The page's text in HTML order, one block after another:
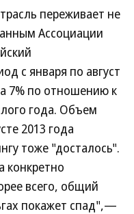
переживает не
Ассоциации
с января по август
7% по отношению к
года. Объем
2013 года
тоже "досталось".
конкретно
всего, общий
покажет спад",—